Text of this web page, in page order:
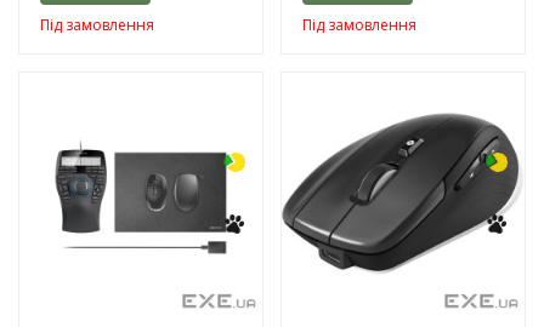
Під замовлення Під замовлення